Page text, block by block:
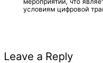
условиям цифровой
Leave a Reply